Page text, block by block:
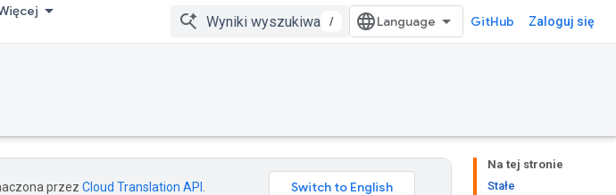
/ GitHub Zaloguj się
Na tej stronie
Stałe
przez Cloud Translation API